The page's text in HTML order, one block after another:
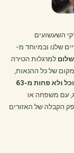
השעשועים
שלנו ובמיוחד מ-
למרגלות הטירה
של כל ההנאות,
-50 אטרקציות, 73 פינות אוכל ולא פחות מ-63
עם משפחה או
הקבלה של האזורים